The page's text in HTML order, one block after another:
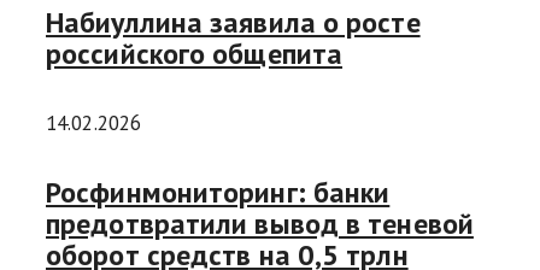
Набиуллина заявила о росте
российского общепита
14.02.2026
Росфинмониторинг: банки
предотвратили вывод в теневой
оборот средств на 0,5 трлн